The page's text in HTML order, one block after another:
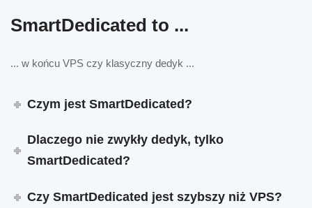
SmartDedicated to ...
... w końcu VPS czy klasyczny dedyk ...
Czym jest SmartDedicated?
Dlaczego nie zwykły dedyk, tylko
SmartDedicated?
Czy SmartDedicated jest szybszy niż VPS?